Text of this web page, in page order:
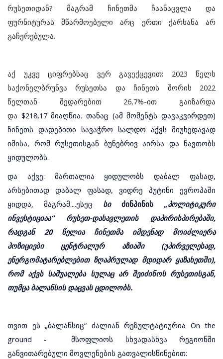
რუსეთიდან? მაგრამ ჩინეთმა ჩაანაცვლა და
ფურნიტურას მწარმოებელი არც ერთი ქარხანა არ
გაჩერებულა.
აქ უკვე ციფრებსაც ვერ გავექცევით: 2023 წელს
საქონელბრუნვა რუსეთსა და ჩინეთს შორის 2022
წელთან შედარებით 26,7%-ით გაიზარდა
და $218,17 მიაღწია. თანაც (ამ მომენტს დავაკვირდეთ)
ჩინეთს დადებითი სავაჭრო სალდო აქვს მიუხედავად
იმისა, რომ რუსეთისგან ბუნებრივ აირსა და ნავთობს
ყიდულობს.
და აქვე: მართალია ყიდულობს დაბალ ფასად,
არსებითად დაბალ ფასად, ვიდრე პუტინი ევროპაში
ყიდდა, მაგრამ....ესეც სი ძინპინის „პოლიტიკური
ინვესტიციაა“ რუსეთ-დასავლეთის დაპირისპირებაში,
რადგან 20 წელია ჩინეთმა იმდენად მოიძლიერა
პოზიციები ცენტრალურ აზიაში (უპირველესად,
ენერგომატარებლებით ზღაპრულად მდიდარ ყაზახეთში),
რომ აქვს საშუალება სულაც არ შეიძინოს რუსეთისგან,
თუმცა ბალანსის დაცვას ცდილობს.
თვით ეს „ბალანსიც“ ძალიან რეზულტატიურია On the
ground - მსოფლიოს სხვადასხვა რეგიონში
განვითარებული მოვლენების გათვალისწინებით: